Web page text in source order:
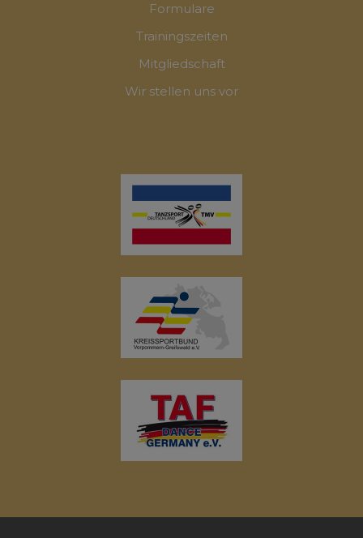
Formulare
Trainingszeiten
Mitgliedschaft
Wir stellen uns vor